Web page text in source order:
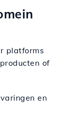
platforms
of
en